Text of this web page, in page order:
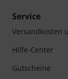
Service
Versandkosten
Hilfe-Center
Gutscheine